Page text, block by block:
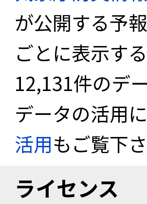
が公開する予
ごとに表示す
12,131件のデ
データの活用
活用もご覧下さ
ライセンス